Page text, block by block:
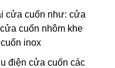
cửa cuốn như: cửa
cuốn nhôm khe
inox
điện cửa cuốn các